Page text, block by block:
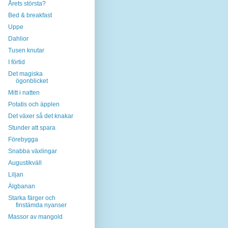
Årets största?
Bed & breakfast
Uppe
Dahlior
Tusen knutar
I förtid
Det magiska
ögonblicket
Mitt i natten
Potatis och äpplen
Det växer så det knakar
Stunder att spara
Förebygga
Snabba växlingar
Augustikväll
Liljan
Älgbanan
Starka färger och
finstämda nyanser
Massor av mangold